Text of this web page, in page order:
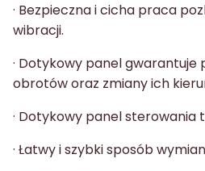
· Bezpieczna i cicha praca
wibracji.
· Dotykowy panel gwarantuje
obrotów oraz zmiany ich
· Dotykowy panel sterowania
· Łatwy i szybki sposób